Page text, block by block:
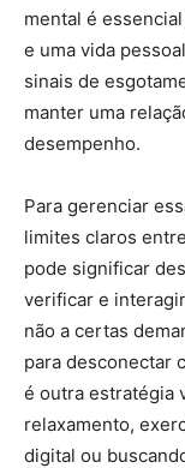
mental é
e uma vida
sinais de
manter uma
desempenho.
Para gerenciar
limites claros
pode significar
verificar e
não a certas
para desconectar
é outra estratégia
relaxamento,
digital ou